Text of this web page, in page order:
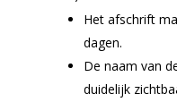
Het afschrift
dagen.
De naam van
duidelijk